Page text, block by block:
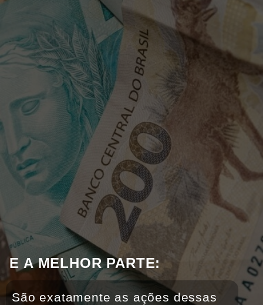
São exatamente as ações dessas
E A MELHOR PARTE: